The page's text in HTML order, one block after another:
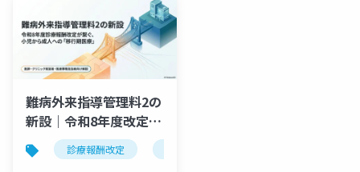
難病外来指導管理料2の
新設｜令和8年度改定が
繋ぐ小児から成人への
移行期医療
診療報酬改定